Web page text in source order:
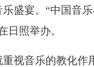
盛宴。“中国音
日照举办。
视音乐的教化作